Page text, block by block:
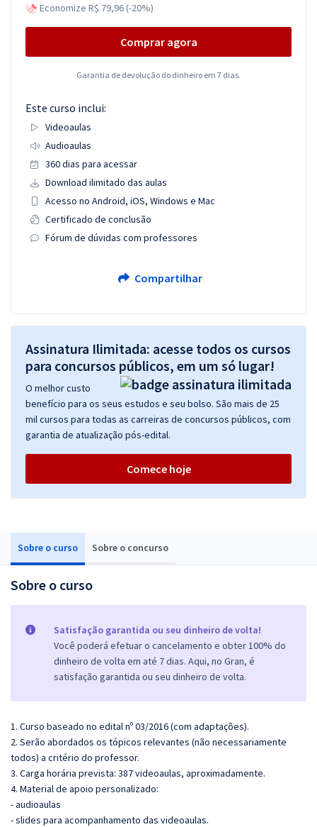
Sobre o curso Sobre o concurso
Sobre o curso
Satisfação garantida ou seu dinheiro de volta!
Você poderá efetuar o cancelamento e obter 100% do
dinheiro de volta em até 7 dias. Aqui, no Gran, é
satisfação garantida ou seu dinheiro de volta.
1. Curso baseado no edital nº 03/2016 (com adaptações).
2. Serão abordados os tópicos relevantes (não necessariamente
todos) a critério do professor.
3. Carga horária prevista: 387 videoaulas, aproximadamente.
4. Material de apoio personalizado:
- audioaulas
- slides para acompanhamento das videoaulas.
Economize R$ 79,96 (-20%)
Comprar agora
Garantia de devolução do dinheiro em 7 dias.
Este curso inclui:
Videoaulas
Audioaulas
360 dias para acessar
Download ilimitado das aulas
Acesso no Android, iOS, Windows e Mac
Certificado de conclusão
Fórum de dúvidas com professores
Compartilhar
Assinatura Ilimitada: acesse todos os cursos
para concursos públicos, em um só lugar!
O melhor custo
benefício para os seus estudos e seu bolso. São mais de 25
mil cursos para todas as carreiras de concursos públicos, com
garantia de atualização pós-edital.
Comece hoje